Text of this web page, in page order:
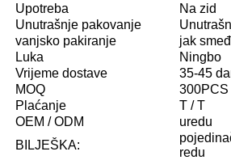
Upotreba
Na zid
Unutrašnje pakovanje
vanjsko pakiranje
jak
Luka
Ningbo
Vrijeme dostave
35-45
MOQ
300PCS
Plaćanje
T / T
OEM / ODM
uredu
BILJEŠKA:
redu